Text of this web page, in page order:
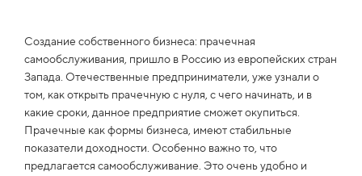
Создание собственного бизнеса: прачечная
самообслуживания, пришло в Россию из европейских стран
Запада. Отечественные предприниматели, уже узнали о
том, как открыть прачечную с нуля, с чего начинать, и в
какие сроки, данное предприятие сможет окупиться.
Прачечные как формы бизнеса, имеют стабильные
показатели доходности. Особенно важно то, что
предлагается самообслуживание. Это очень удобно и